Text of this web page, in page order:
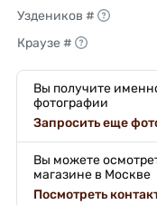
Уздеников #
Краузе #
Вы получите
фотографии
Запросить еще
Вы можете
магазине в Москве
Посмотреть